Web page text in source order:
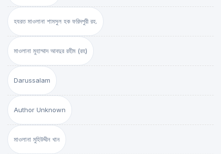
হযরত মাওলানা শামসুল হক ফরিদপুরী রহ.
মাওলানা মুহাম্মাদ আবদুর রহীম (রহ)
Darussalam
Author Unknown
মাওলানা মুহিউদ্দীন খান